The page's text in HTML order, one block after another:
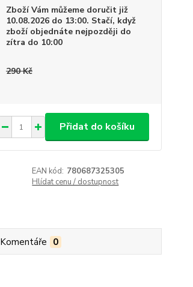
Zboží Vám můžeme doručit již
10.08.2026 do 13:00. Stačí, když
zboží objednáte nejpozději do
zítra do 10:00
290 Kč
Přidat do košíku
EAN kód: 780687325305
Hlídat cenu / dostupnost
Komentáře 0